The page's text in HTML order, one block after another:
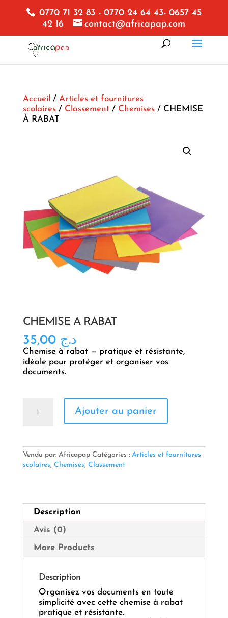
0770 71 32 83 - 0770 24 64 43- 0657 45
42 16
contact@africapap.com
Accueil / Articles et fournitures
scolaires/ Classement/ Chemises/ CHEMISE
À RABAT
CHEMISE À RABAT
د.ج 35,00
Chemise à rabat — pratique et résistante,
idéale pour protéger et organiser vos
documents.
Ajouter au panier
Vendu par: Africapap Catégories : Articles et fournitures
scolaires, Chemises, Classement
Description
Avis (0)
More Products
Description
Organisez vos documents en toute
simplicité avec cette chemise à rabat
pratique et résistante.